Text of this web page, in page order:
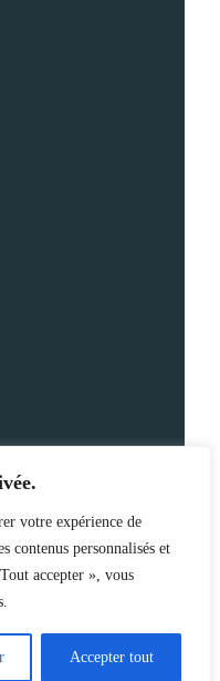
votre expérience de
contenus personnalisés et
accepter », vous
Accepter tout
réservés